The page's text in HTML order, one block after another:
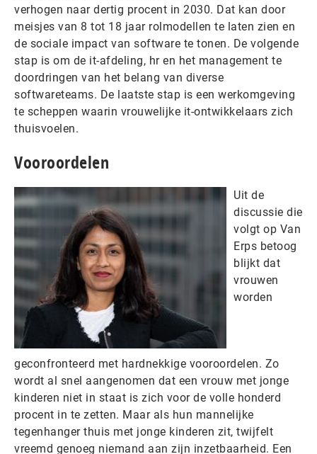
verhogen naar dertig procent in 2030. Dat kan door
meisjes van 8 tot 18 jaar rolmodellen te laten zien en
de sociale impact van software te tonen. De volgende
stap is om de it-afdeling, hr en het management te
doordringen van het belang van diverse
softwareteams. De laatste stap is een werkomgeving
te scheppen waarin vrouwelijke it-ontwikkelaars zich
thuisvoelen.
Vooroordelen
Uit de
discussie die
volgt op Van
Erps betoog
blijkt dat
vrouwen
worden
geconfronteerd met hardnekkige vooroordelen. Zo
wordt al snel aangenomen dat een vrouw met jonge
kinderen niet in staat is zich voor de volle honderd
procent in te zetten. Maar als hun mannelijke
tegenhanger thuis met jonge kinderen zit, twijfelt
vreemd genoeg niemand aan zijn inzetbaarheid. Een